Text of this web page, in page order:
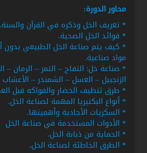
محاور الدورة:
* تعريف الخل وذكره في القرآن والسنة.
* فوائد الخل الصحية.
* كيف يتم صناعة الخل الطبيعي بدون
مواد صناعية.
* صناعة خل: التفاح – التمر – الرمان –
الزنجبيل – العسل – الشمندر –
* طرق تنظيف الخضار والفواكه قبل
* أنواع البكتيريا المهمة لصناعة الخل.
* السكريات الأحادية وأهميتها.
* الأدوات المستخدمة في صناعة الخل
* الحماية من ذبابة الخل.
* الطرق الخاطئة لصناعة الخل.